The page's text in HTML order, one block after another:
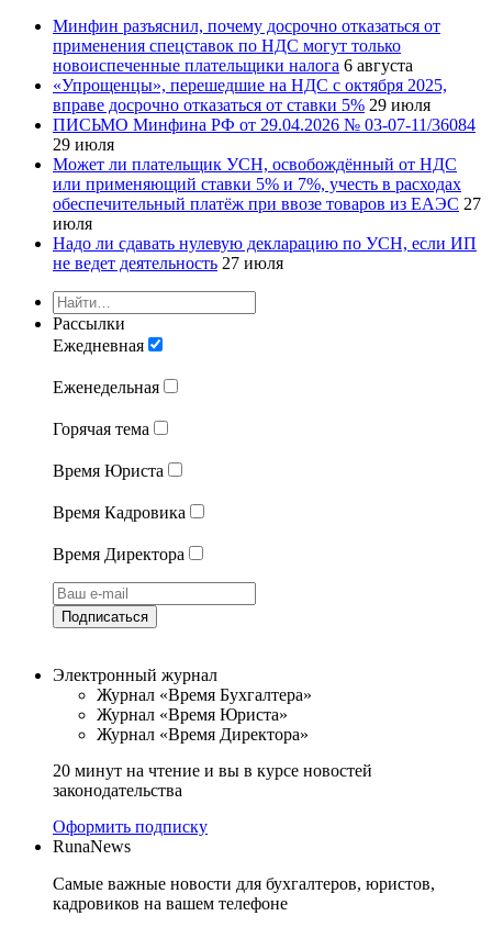
Минфин разъяснил, почему досрочно отказаться от
применения спецставок по НДС могут только
новоиспеченные плательщики налога 6 августа
«Упрощенцы», перешедшие на НДС с октября 2025,
вправе досрочно отказаться от ставки 5% 29 июля
ПИСЬМО Минфина РФ от 29.04.2026 № 03-07-11/36084
29 июля
Может ли плательщик УСН, освобождённый от НДС
или применяющий ставки 5% и 7%, учесть в расходах
обеспечительный платёж при ввозе товаров из ЕАЭС 27
июля
Надо ли сдавать нулевую декларацию по УСН, если ИП
не ведет деятельность 27 июля
Рассылки
Ежедневная
Еженедельная
Горячая тема
Время Юриста
Время Кадровика
Время Директора
Подписаться
Электронный журнал
Журнал «Время Бухгалтера»
Журнал «Время Юриста»
Журнал «Время Директора»
20 минут на чтение и вы в курсе новостей
законодательства
Оформить подписку
RunaNews
Самые важные новости для бухгалтеров, юристов,
кадровиков на вашем телефоне